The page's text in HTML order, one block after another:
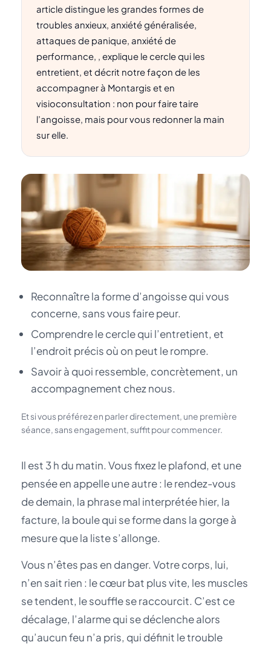
article distingue les grandes formes de
troubles anxieux, anxiété généralisée,
attaques de panique, anxiété de
performance, , explique le cercle qui les
entretient, et décrit notre façon de les
accompagner à Montargis et en
visioconsultation : non pour faire taire
l’angoisse, mais pour vous redonner la main
sur elle.
Reconnaître la forme d’angoisse qui vous
concerne, sans vous faire peur.
Comprendre le cercle qui l’entretient, et
l’endroit précis où on peut le rompre.
Savoir à quoi ressemble, concrètement, un
accompagnement chez nous.
Et si vous préférez en parler directement, une première
séance, sans engagement, suffit pour commencer.
Il est 3 h du matin. Vous fixez le plafond, et une
pensée en appelle une autre : le rendez-vous
de demain, la phrase mal interprétée hier, la
facture, la boule qui se forme dans la gorge à
mesure que la liste s’allonge.
Vous n’êtes pas en danger. Votre corps, lui,
n’en sait rien : le cœur bat plus vite, les muscles
se tendent, le souffle se raccourcit. C’est ce
décalage, l’alarme qui se déclenche alors
qu’aucun feu n’a pris, qui définit le trouble